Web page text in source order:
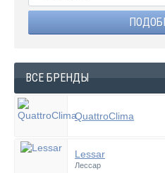
ВСЕ БРЕНДЫ
QuattroClima
Lessar
Лессар